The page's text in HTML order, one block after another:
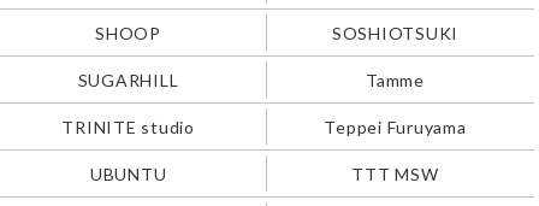
SHOOP SOSHIOTSUKI
SUGARHILL Tamme
TRINITE studio Teppei Furuyama
UBUNTU TTT MSW